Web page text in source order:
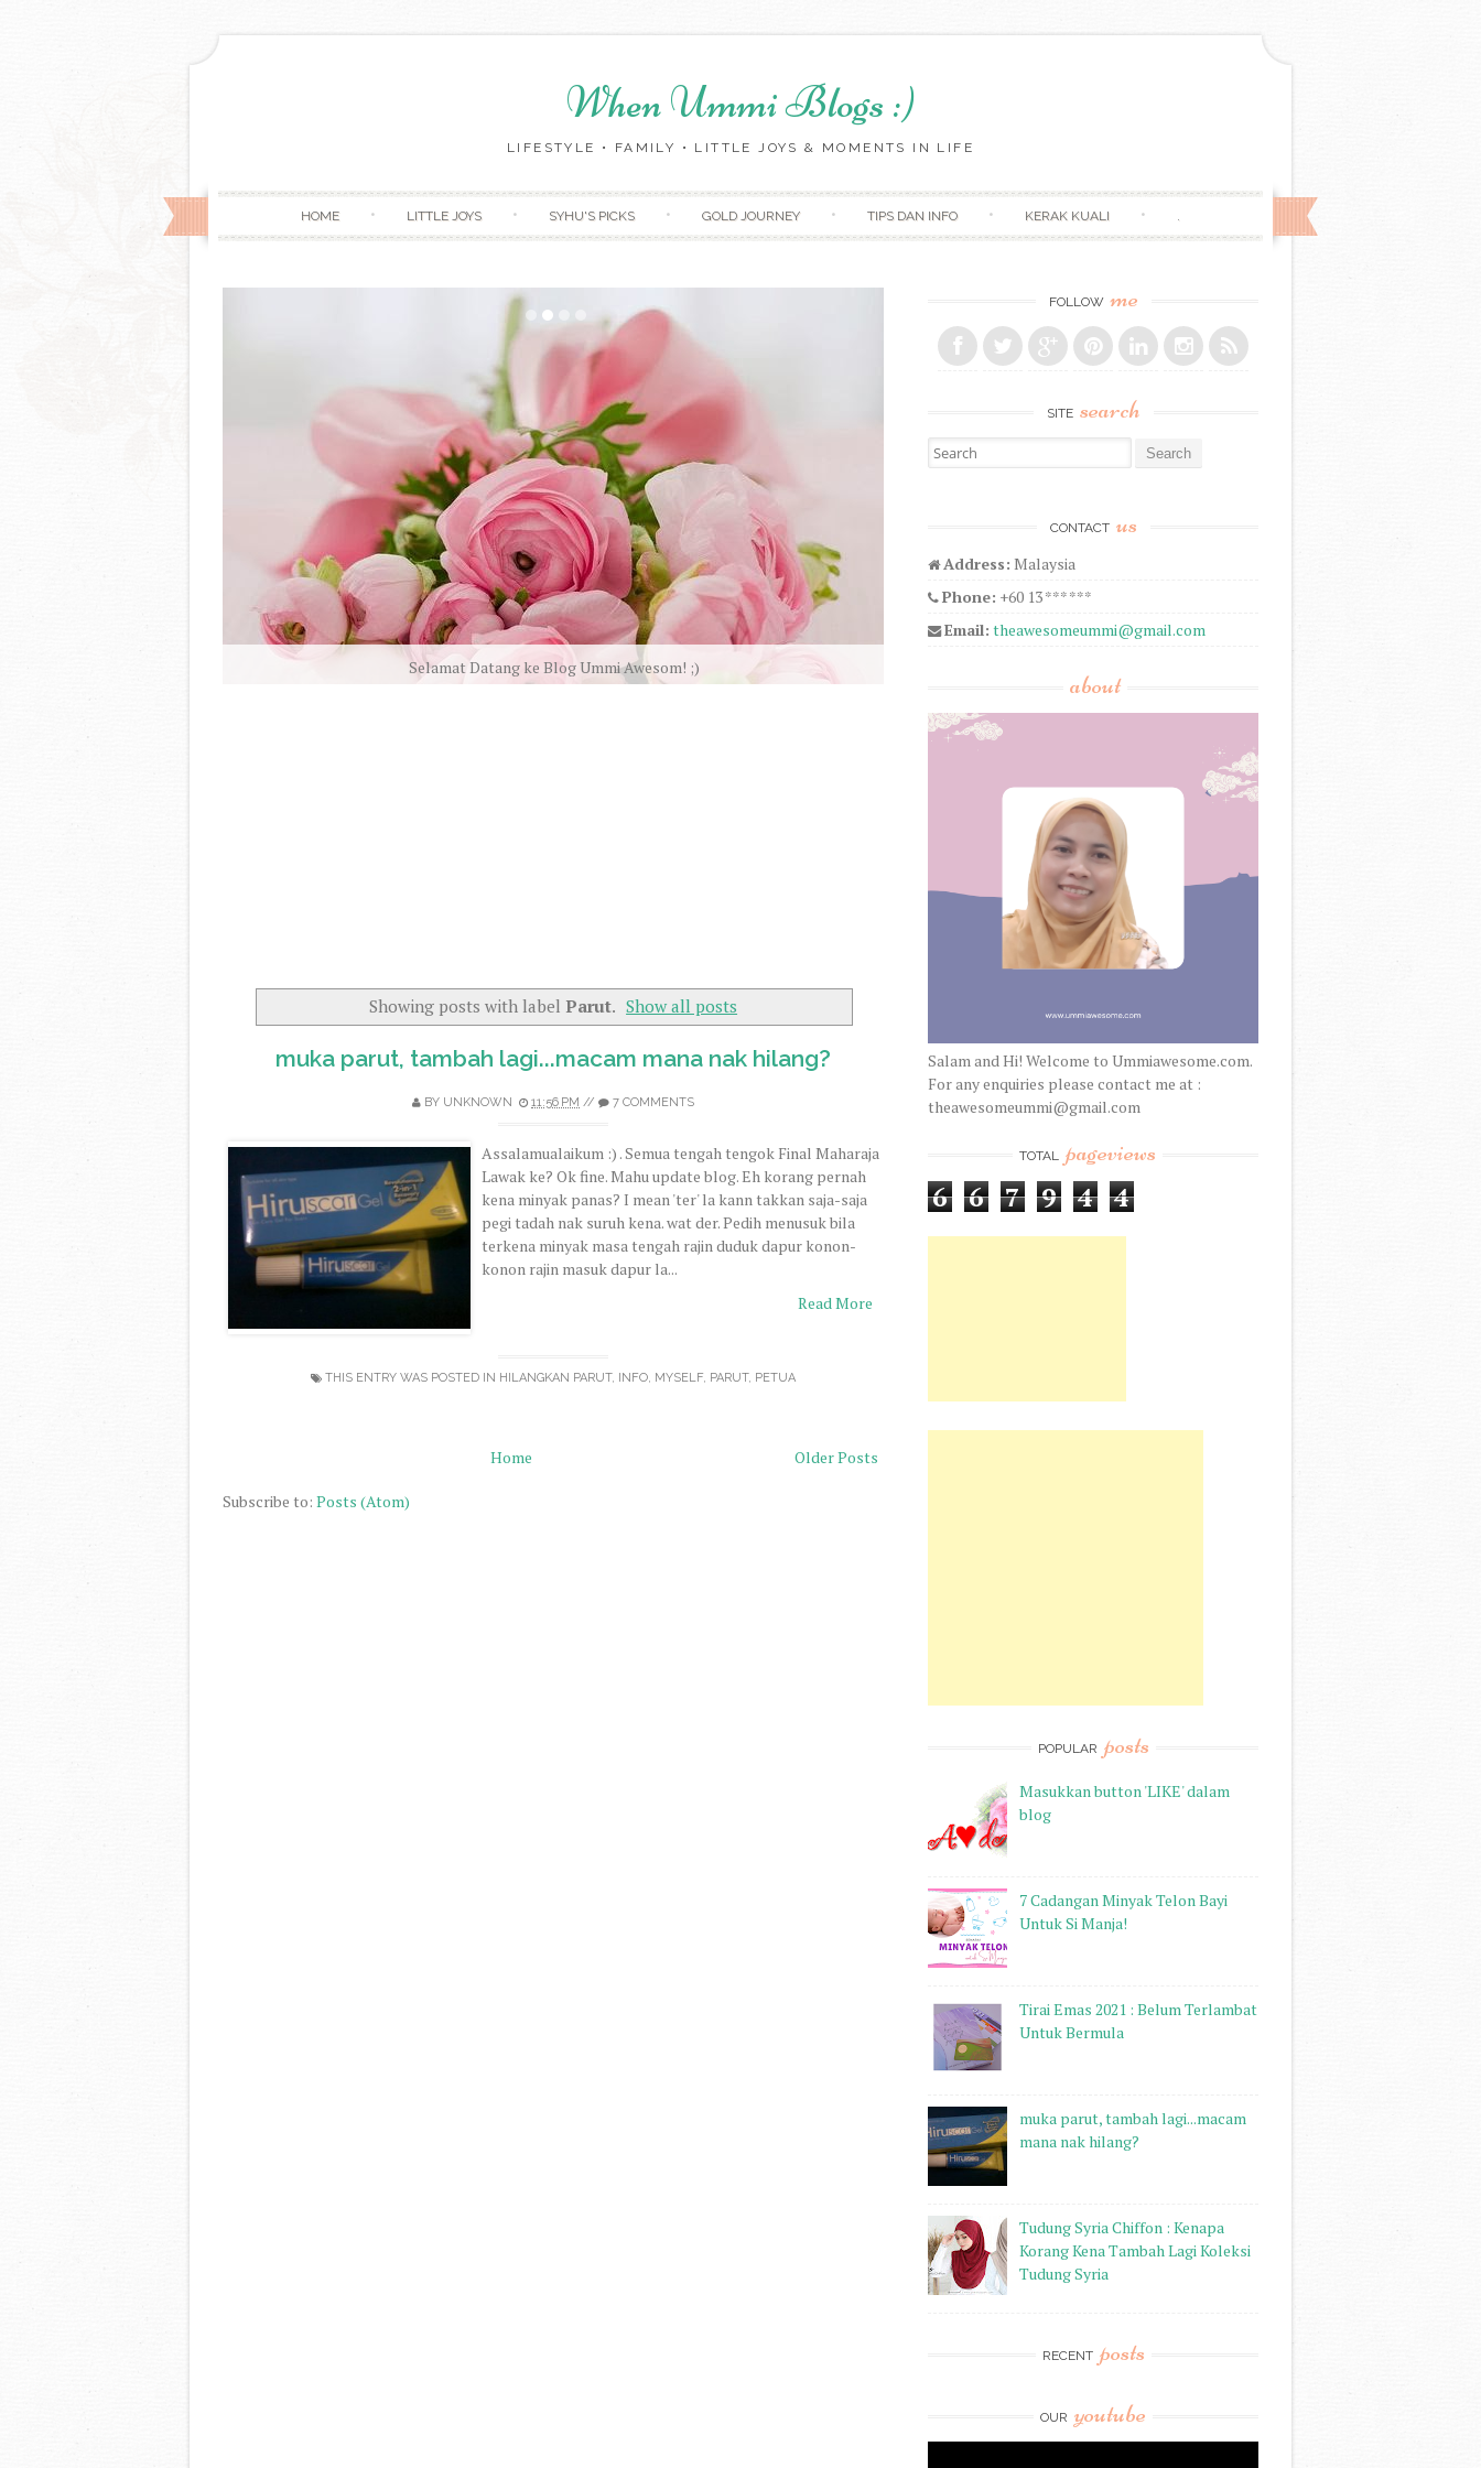
When Ummi Blogs :)
LIFESTYLE • FAMILY • LITTLE JOYS & MOMENTS IN LIFE
HOME LITTLE JOYS SYHU'S PICKS GOLD JOURNEY TIPS DAN INFO KERAK KUALI .
We LOVE U!
Showing posts with label Parut. Show all posts
muka parut, tambah lagi...macam mana nak hilang?
BY UNKNOWN 11:56 PM // 7 COMMENTS
Assalamualaikum :) . Semua tengah tengok Final Maharaja
Lawak ke? Ok fine. Mahu update blog. Eh korang pernah
kena minyak panas? I mean 'ter' la kann takkan saja-saja
pegi tadah nak suruh kena. wat der. Pedih menusuk bila
terkena minyak masa tengah rajin duduk dapur konon-
konon rajin masuk dapur la...
Read More
THIS ENTRY WAS POSTED IN HILANGKAN PARUT, INFO, MYSELF, PARUT, PETUA
Older Posts
Home
Subscribe to: Posts (Atom)
FOLLOW me
SITE search
Search for:
CONTACT us
Address: Malaysia
Phone: +60 13 *** ***
Email: theawesomeummi@gmail.com
about
Salam and Hi! Welcome to Ummiawesome.com.
For any enquiries please contact me at :
theawesomeummi@gmail.com
TOTAL pageviews
6 6 7 9 4 4
POPULAR posts
Masukkan button 'LIKE' dalam
blog
7 Cadangan Minyak Telon Bayi
Untuk Si Manja!
Tirai Emas 2021 : Belum Terlambat
Untuk Bermula
muka parut, tambah lagi...macam
mana nak hilang?
Tudung Syria Chiffon : Kenapa
Korang Kena Tambah Lagi Koleksi
Tudung Syria
RECENT posts
OUR youtube